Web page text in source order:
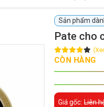
Sản phẩm
Pate cho
CÒN HÀNG
Giá gốc: Liên